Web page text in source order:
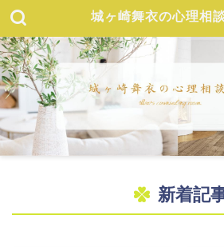
城ヶ崎舞衣の心理相
新着記